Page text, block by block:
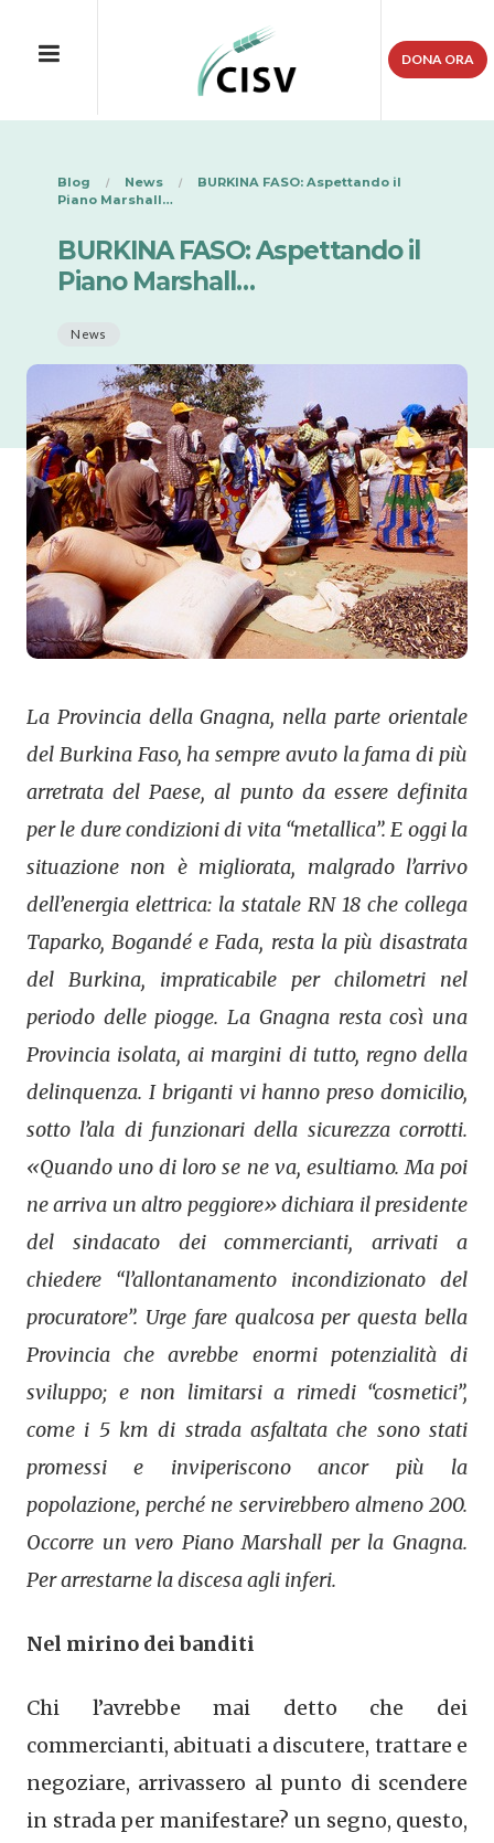
DONA ORA
Blog News
BURKINA FASO: Aspettando il
Piano Marshall…
BURKINA FASO: Aspettando il
Piano Marshall…
News
La Provincia della Gnagna, nella parte orientale
del Burkina Faso, ha sempre avuto la fama di più
arretrata del Paese, al punto da essere definita
per le dure condizioni di vita “metallica”. E oggi la
situazione non è migliorata, malgrado l’arrivo
dell’energia elettrica: la statale RN 18 che collega
Taparko, Bogandé e Fada, resta la più disastrata
del Burkina, impraticabile per chilometri nel
periodo delle piogge. La Gnagna resta così una
Provincia isolata, ai margini di tutto, regno della
delinquenza. I briganti vi hanno preso domicilio,
sotto l’ala di funzionari della sicurezza corrotti.
«Quando uno di loro se ne va, esultiamo. Ma poi
ne arriva un altro peggiore» dichiara il presidente
del sindacato dei commercianti, arrivati a
chiedere “l’allontanamento incondizionato del
procuratore”. Urge fare qualcosa per questa bella
Provincia che avrebbe enormi potenzialità di
sviluppo; e non limitarsi a rimedi “cosmetici”,
come i 5 km di strada asfaltata che sono stati
promessi e inviperiscono ancor più la
popolazione, perché ne servirebbero almeno 200.
Occorre un vero Piano Marshall per la Gnagna.
Per arrestarne la discesa agli inferi.
Nel mirino dei banditi
Chi l’avrebbe mai detto che dei
commercianti, abituati a discutere, trattare e
negoziare, arrivassero al punto di scendere
in strada per manifestare? un segno, questo,